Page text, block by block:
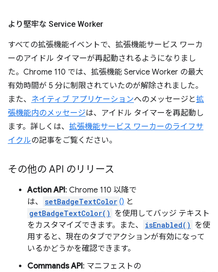
より堅牢な Service Worker
すべての拡張機能イベントで、拡張機能サービス ワーカ
ーのアイドル タイマーが再起動されるようになりまし
た。Chrome 110 では、拡張機能 Service Worker の最大
有効時間が 5 分に制限されていたのが解除されました。
また、 ネイティブ アプリケーションへのメッセージと拡
張機能内のメッセージは、アイドル タイマーを再起動し
ます。詳しくは、 拡張機能サービス ワーカーのライフサ
イクルの記事をご覧ください。
その他の API のリリース
Action API: Chrome 110 以降で
は、
setBadgeTextColor () と
getBadgeTextColor() を使用してバッジ テキスト
をカスタマイズできます。また、
isEnabled() を使
用すると、現在のタブでアクションが有効になって
いるかどうかを確認できます。
Commands API: マニフェストの